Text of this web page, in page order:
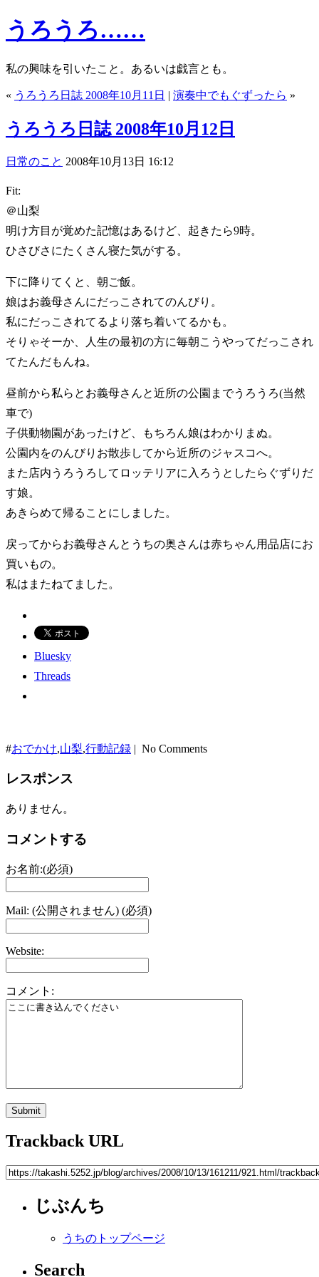
うろうろ……
私の興味を引いたこと。あるいは戯言とも。
« うろうろ日誌 2008年10月11日 | 演奏中でもぐずったら »
うろうろ日誌 2008年10月12日
日常のこと 2008年10月13日 16:12
Fit:
＠山梨
明け方目が覚めた記憶はあるけど、起きたら9時。
ひさびさにたくさん寝た気がする。
下に降りてくと、朝ご飯。
娘はお義母さんにだっこされてのんびり。
私にだっこされてるより落ち着いてるかも。
そりゃそーか、人生の最初の方に毎朝こうやってだっこされ
てたんだもんね。
昼前から私らとお義母さんと近所の公園までうろうろ(当然
車で)
子供動物園があったけど、もちろん娘はわかりまぬ。
公園内をのんびりお散歩してから近所のジャスコへ。
また店内うろうろしてロッテリアに入ろうとしたらぐずりだ
す娘。
あきらめて帰ることにしました。
戻ってからお義母さんとうちの奥さんは赤ちゃん用品店にお
買いもの。
私はまたねてました。
Bluesky
Threads
#おでかけ,山梨,行動記録 | No Comments
レスポンス
ありません。
コメントする
お名前:(必須)
Mail: (公開されません) (必須)
Website:
コメント:
Trackback URL
じぶんち
うちのトップページ
Search